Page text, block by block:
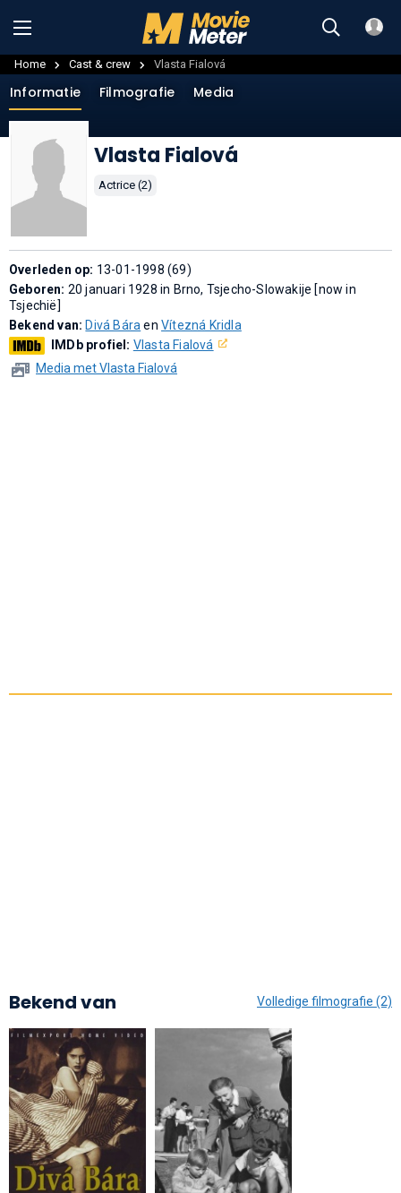
Home Cast & crew Vlasta Fialová
Informatie Filmografie Media
Vlasta Fialová
Actrice (2)
Overleden op: 13-01-1998 (69)
Geboren: 20 januari 1928 in Brno, Tsjecho-Slowakije [now in
Tsjechië]
Bekend van: Divá BáraenVítezná Kridla
IMDb profiel: Vlasta Fialová
Media met Vlasta Fialová
Bekend van Volledige filmografie (2)